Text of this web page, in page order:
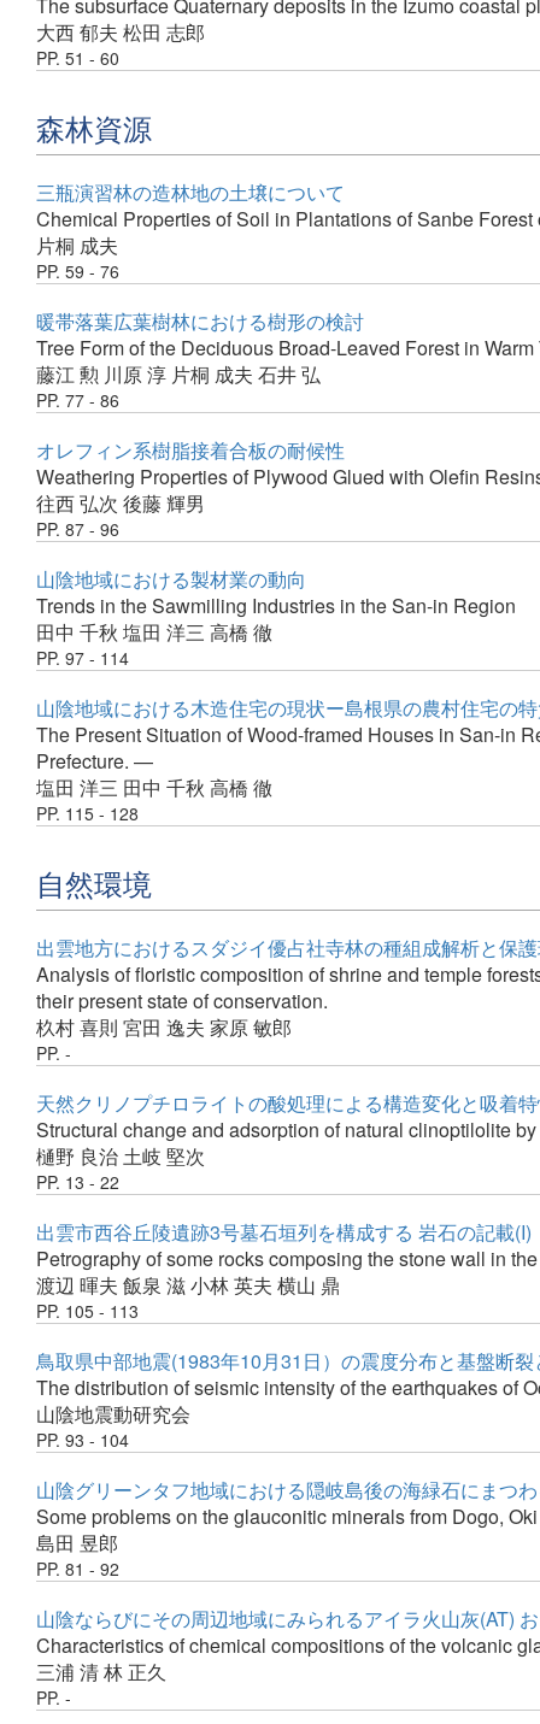
大西 郁夫 松田 志郎
PP. 51 - 60
森林資源
三瓶演習林の造林地の土壌について
Chemical Properties of Soil in Plantations of Sanbe
片桐 成夫
PP. 59 - 76
暖帯落葉広葉樹林における樹形の検討
Tree Form of the Deciduous Broad-Leaved Forest in
藤江 勲 川原 淳 片桐 成夫 石井 弘
PP. 77 - 86
オレフィン系樹脂接着合板の耐候性
Weathering Properties of Plywood Glued with Olefin
往西 弘次 後藤 輝男
PP. 87 - 96
山陰地域における製材業の動向
Trends in the Sawmilling Industries in the San-in Region
田中 千秋 塩田 洋三 高橋 徹
PP. 97 - 114
山陰地域における木造住宅の現状ー島根県の農村住宅の
The Present Situation of Wood-framed Houses in San-in
Prefecture. —
塩田 洋三 田中 千秋 高橋 徹
PP. 115 - 128
自然環境
出雲地方におけるスダジイ優占社寺林の種組成解析と保
Analysis of floristic composition of shrine and temple
their present state of conservation.
杦村 喜則 宮田 逸夫 家原 敏郎
PP. -
天然クリノプチロライトの酸処理による構造変化と吸着
Structural change and adsorption of natural clinoptilolite
樋野 良治土岐 堅次
PP. 13 - 22
出雲市西谷丘陵遺跡3号墓石垣列を構成する 岩石の記載(I)
Petrography of some rocks composing the stone wall in
渡辺 暉夫 飯泉 滋小林 英夫 横山 鼎
PP. 105 - 113
鳥取県中部地震(1983年10月31日）の震度分布と基盤断
The distribution of seismic intensity of the earthquakes of
山陰地震動研究会
PP. 93 - 104
山陰グリーンタフ地域における隠岐島後の海緑石にまつ
Some problems on the glauconitic minerals from Dogo,
島田 昱郎
PP. 81 - 92
山陰ならびにその周辺地域にみられるアイラ火山灰(AT)
Characteristics of chemical compositions of the volcanic
三浦 清林 正久
PP. -